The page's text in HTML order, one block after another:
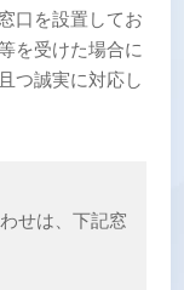
口を設置してお
を受けた場合に
つ誠実に対応し
せは、下記窓